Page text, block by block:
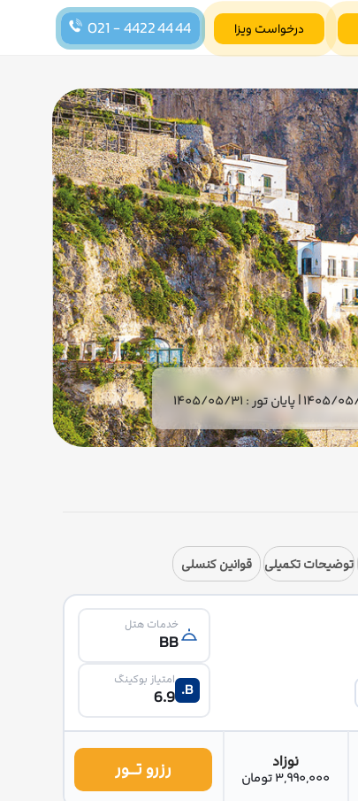
درخواست ویزا 021 - 4422 44 44
توضیحات تکمیلی قوانین کنسلی
خدمات هتل
BB
B. امتیاز بوکینگ
6.9
نوزاد
3,990,000 تومان رزرو تــور